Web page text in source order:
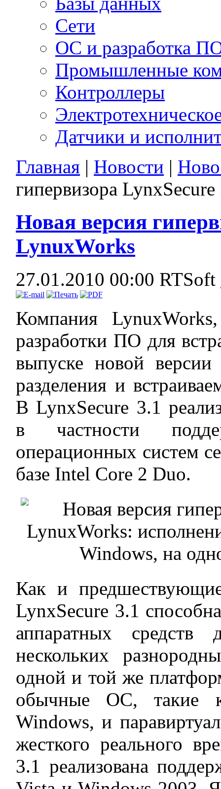
Сети
ОС и разработка
Промышленные
Контроллеры
Датчики и
Главная | Новости |
гипервизора
Новая версия
LynuxWorks
27.01.2010 00:00 RTSoft
Компания
разработки ПО для
выпуске новой
разделения и
В LynxSecure 3.1
в частности
операционных систем
базе Intel Core 2 Duo.
Как и
LynxSecure 3.1
аппаратных средств
нескольких
одной и той же
обычные ОС, такие
Windows, и
жесткого реального
3.1 реализована